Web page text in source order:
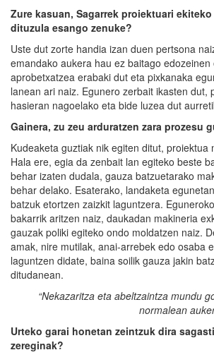
Zure kasuan, Sagarrek proiektuari ekiteko
dituzula esango zenuke?
Uste dut zorte handia izan duen pertsona
emandako aukera hau ez baitago edozeinen
aprobetxatzea erabaki dut eta pixkanaka
lanean ari naiz. Egunero zerbait ikasten dut,
hasieran nagoelako eta bide luzea dut
Gainera, zu zeu arduratzen zara prozesu
Kudeaketa guztiak nik egiten ditut, proiektua
Hala ere, egia da zenbait lan egiteko beste
behar izaten dudala, gauza batzuetarako
behar delako. Esaterako, landaketa
batzuk etortzen zaizkit laguntzera.
bakarrik aritzen naiz, daukadan makineria
gauzak poliki egiteko ondo moldatzen naiz.
amak, nire mutilak, anai-arrebek edo osaba
laguntzen didate, baina soilik gauza jakin
ditudanean.
“Nekazaritza eta abeltzaintza mundu
normalean
Urteko garai honetan zeintzuk dira
zereginak?